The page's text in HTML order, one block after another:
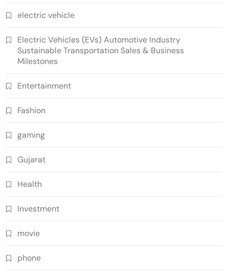
electric vehicle
Electric Vehicles (EVs) Automotive Industry
Sustainable Transportation Sales & Business
Milestones
Entertainment
Fashion
gaming
Gujarat
Health
Investment
movie
phone